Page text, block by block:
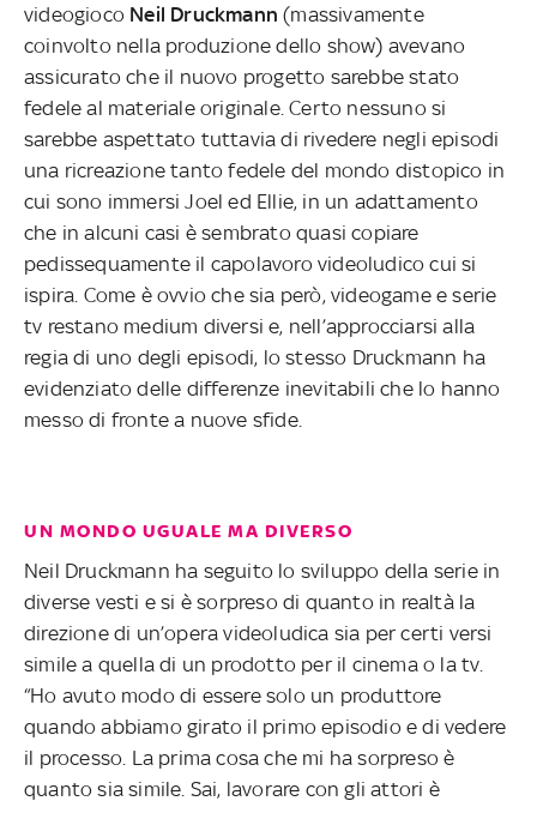
videogioco Neil Druckmann (massivamente
coinvolto nella produzione dello show) avevano
assicurato che il nuovo progetto sarebbe stato
fedele al materiale originale. Certo nessuno si
sarebbe aspettato tuttavia di rivedere negli episodi
una ricreazione tanto fedele del mondo distopico in
cui sono immersi Joel ed Ellie, in un adattamento
che in alcuni casi è sembrato quasi copiare
pedissequamente il capolavoro videoludico cui si
ispira. Come è ovvio che sia però, videogame e serie
tv restano medium diversi e, nell’approcciarsi alla
regia di uno degli episodi, lo stesso Druckmann ha
evidenziato delle differenze inevitabili che lo hanno
messo di fronte a nuove sfide.
UN MONDO UGUALE MA DIVERSO
Neil Druckmann ha seguito lo sviluppo della serie in
diverse vesti e si è sorpreso di quanto in realtà la
direzione di un’opera videoludica sia per certi versi
simile a quella di un prodotto per il cinema o la tv.
“Ho avuto modo di essere solo un produttore
quando abbiamo girato il primo episodio e di vedere
il processo. La prima cosa che mi ha sorpreso è
quanto sia simile. Sai, lavorare con gli attori è